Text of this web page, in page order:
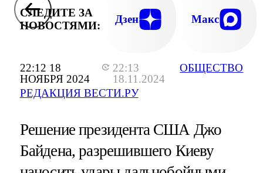
22:12 18
НОЯБРЯ 2024
22:13
18.11.2024
РЕДАКЦИЯ ВЕСТИ.РУ
ОБЩЕСТВО
СЛЕДИТЕ ЗА
НОВОСТЯМИ:
Дзен Макс
Решение президента США Джо
Байдена, разрешившего Киеву